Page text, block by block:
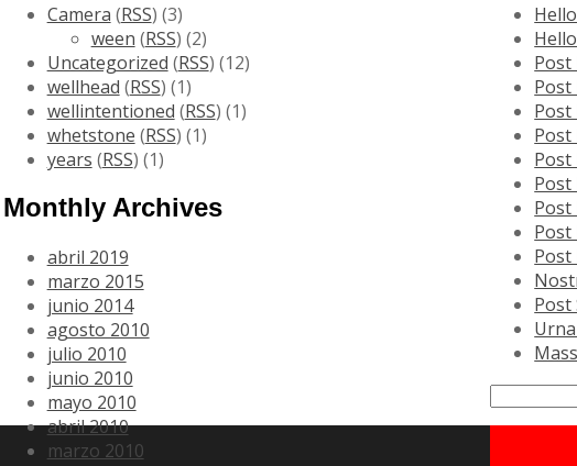
Camera (RSS) (3)
ween (RSS) (2)
Uncategorized (RSS) (12)
wellhead (RSS) (1)
wellintentioned (RSS) (1)
whetstone (RSS) (1)
years (RSS) (1)
Monthly Archives
abril 2019
marzo 2015
junio 2014
agosto 2010
julio 2010
junio 2010
mayo 2010
abril 2010
marzo 2010
Post
Post
Post
Search